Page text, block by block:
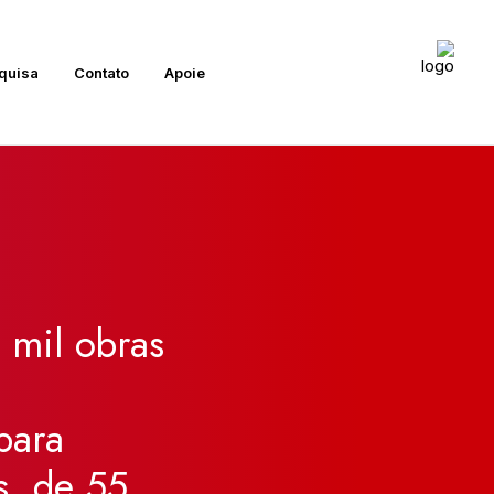
Contato Apoie
mil obras